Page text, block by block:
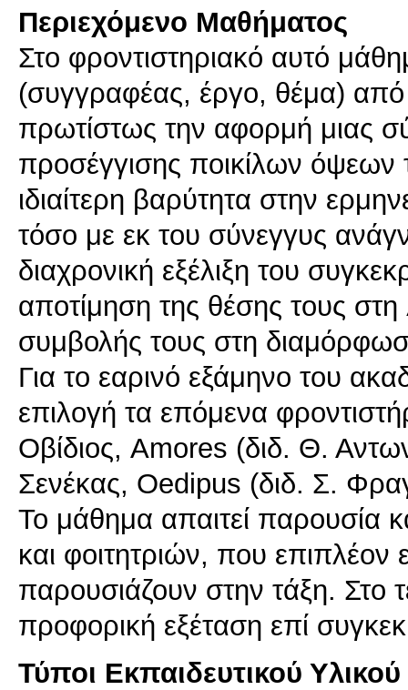
Περιεχόμενο Μαθήματος
Στο φροντιστηριακό αυτό
(συγγραφέας, έργο, θέμα) από
πρωτίστως την αφορμή μιας
προσέγγισης ποικίλων όψεων
ιδιαίτερη βαρύτητα στην
τόσο με εκ του σύνεγγυς
διαχρονική εξέλιξη του
αποτίμηση της θέσης τους στη
συμβολής τους στη
Για το εαρινό εξάμηνο του
επιλογή τα επόμενα
Οβίδιος, Amores (διδ. Θ.
Σενέκας, Oedipus (διδ. Σ.
Το μάθημα απαιτεί παρουσία
και φοιτητριών, που
παρουσιάζουν στην τάξη. Στο
προφορική εξέταση επί
Τύποι Εκπαιδευτικού Υλικού